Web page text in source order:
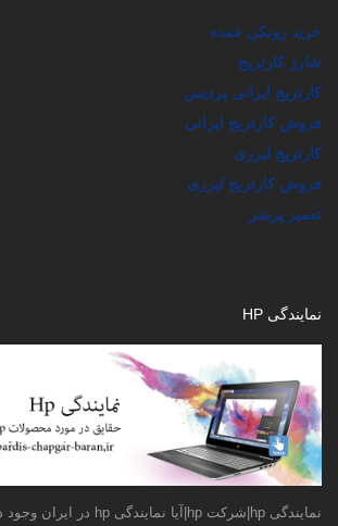
خرید زونکن عمده
شارژ کارتریج
کارتریج ایرانی پردیس
فروش کارتریج ایرانی
کارتریج لیزری
فروش کارتریج لیزری
تعمیر پرینتر
نمایندگی HP
نمایندگی hp|شرکت hp|آیا نمایندگی hp در ایران وجود دارد؟